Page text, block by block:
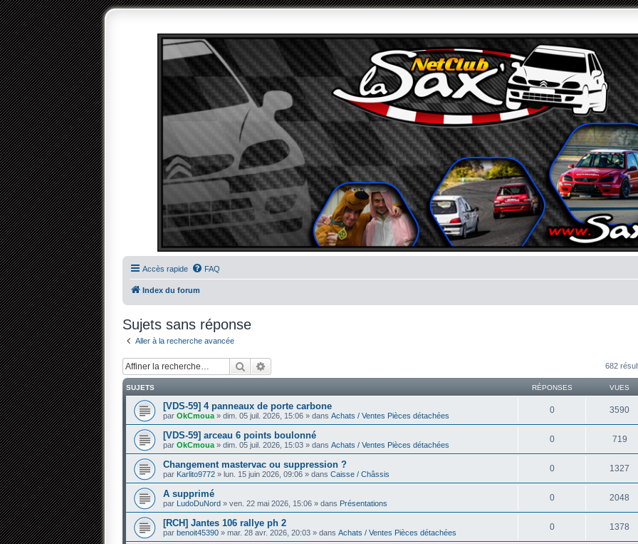
Accès rapide FAQ
Index du forum
Sujets sans réponse
Aller à la recherche avancée
Rechercher 682
SUJETS RÉPONSES VUES
[VDS-59] 4 panneaux de porte carbone
par OkCmoua » dim. 05 juil. 2026, 15:06 » dans Achats / Ventes Pièces détachées
0 3590
[VDS-59] arceau 6 points boulonné
par OkCmoua » dim. 05 juil. 2026, 15:03 » dans Achats / Ventes Pièces détachées
0 719
Changement mastervac ou suppression ?
par Karlito9772 » lun. 15 juin 2026, 09:06 » dans Caisse / Châssis
0 1327
A supprimé
par LudoDuNord » ven. 22 mai 2026, 15:06 » dans Présentations
0 2048
[RCH] Jantes 106 rallye ph 2
par benoit45390 » mar. 28 avr. 2026, 20:03 » dans Achats / Ventes Pièces détachées
0 1378